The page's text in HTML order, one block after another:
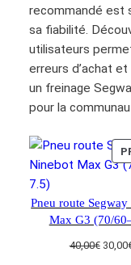
recommandé est
sa fiabilité.
utilisateurs
erreurs d’achat
un freinage
pour la
Pneu route
Max G3 (70/
40,00€ Le
30,00